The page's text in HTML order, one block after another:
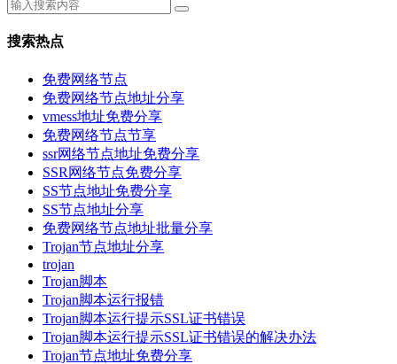
搜索热点
免费网络节点
免费网络节点地址分享
vmess地址免费分享
免费网络节点节享
ssr网络节点地址免费分享
SSR网络节点免费分享
SS节点地址免费分享
SS节点地址分享
免费网络节点地址批量分享
Trojan节点地址分享
trojan
Trojan脚本
Trojan脚本运行报错
Trojan脚本运行提示SSL证书错误
Trojan脚本运行提示SSL证书错误的解决办法
Trojan节点地址免费分享